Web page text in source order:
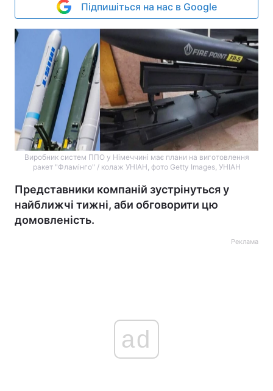
Підпишіться на нас в Google
Виробник систем ППО у Німеччині має плани на виготовлення
ракет "Фламінго" / колаж УНІАН, фото Getty Images, УНІАН
Представники компаній зустрінуться у
найближчі тижні, аби обговорити цю
домовленість.
Реклама
ad